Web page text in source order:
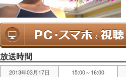
放送時間
2013年03月17日 15:00～16:00